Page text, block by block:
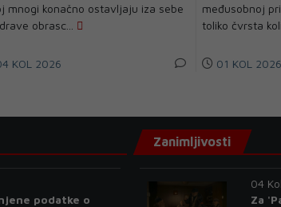
mnogi konačno ostavljaju iza sebe
obrasc...
KOL 2026
međusobnoj
toliko čvrsta
01 KOL 2026
podatke o
Zanimljivosti
04
Za